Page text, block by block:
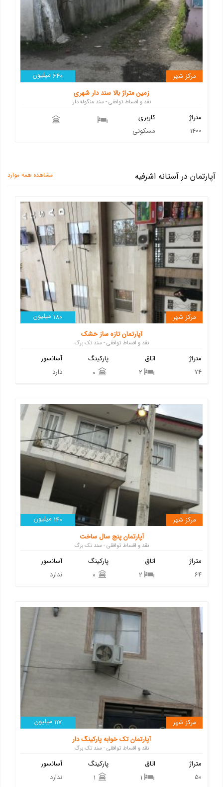
640 میلیون
مرکز شهر
زمین متراژ بالا سند دار شهری
نقد و اقساط توافقی - سند منگوله دار
کاربری
مسکونی
متراژ
1400
آپارتمان در آستانه اشرفیه مشاهده همه موارد
180 میلیون
مرکز شهر
آپارتمان تازه ساز خشک
نقد و اقساط توافقی - سند تک برگ
آسانسور
دارد
پارکینگ
اتاق
متراژ
74
140 میلیون
مرکز شهر
آپارتمان پنج سال ساخت
نقد و اقساط توافقی - سند تک برگ
آسانسور
ندارد
پارکینگ
اتاق
متراژ
64
117 میلیون
مرکز شهر
آپارتمان تک خوابه پارکینگ دار
نقد و اقساط توافقی - سند تک برگ
آسانسور
ندارد
پارکینگ
اتاق
متراژ
50